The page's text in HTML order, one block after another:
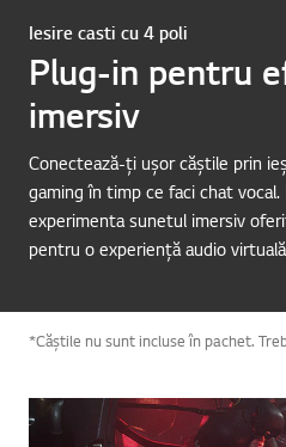
Iesire casti cu 4 poli
Plug-in pentru
imersiv
Conectează-ți ușor căștile prin
gaming în timp ce faci chat
experimenta sunetul imersiv
pentru o experiență audio
*Căștile nu sunt incluse în pachet.